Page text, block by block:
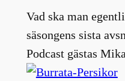
Vad ska man
säsongens sista
Podcast gästas